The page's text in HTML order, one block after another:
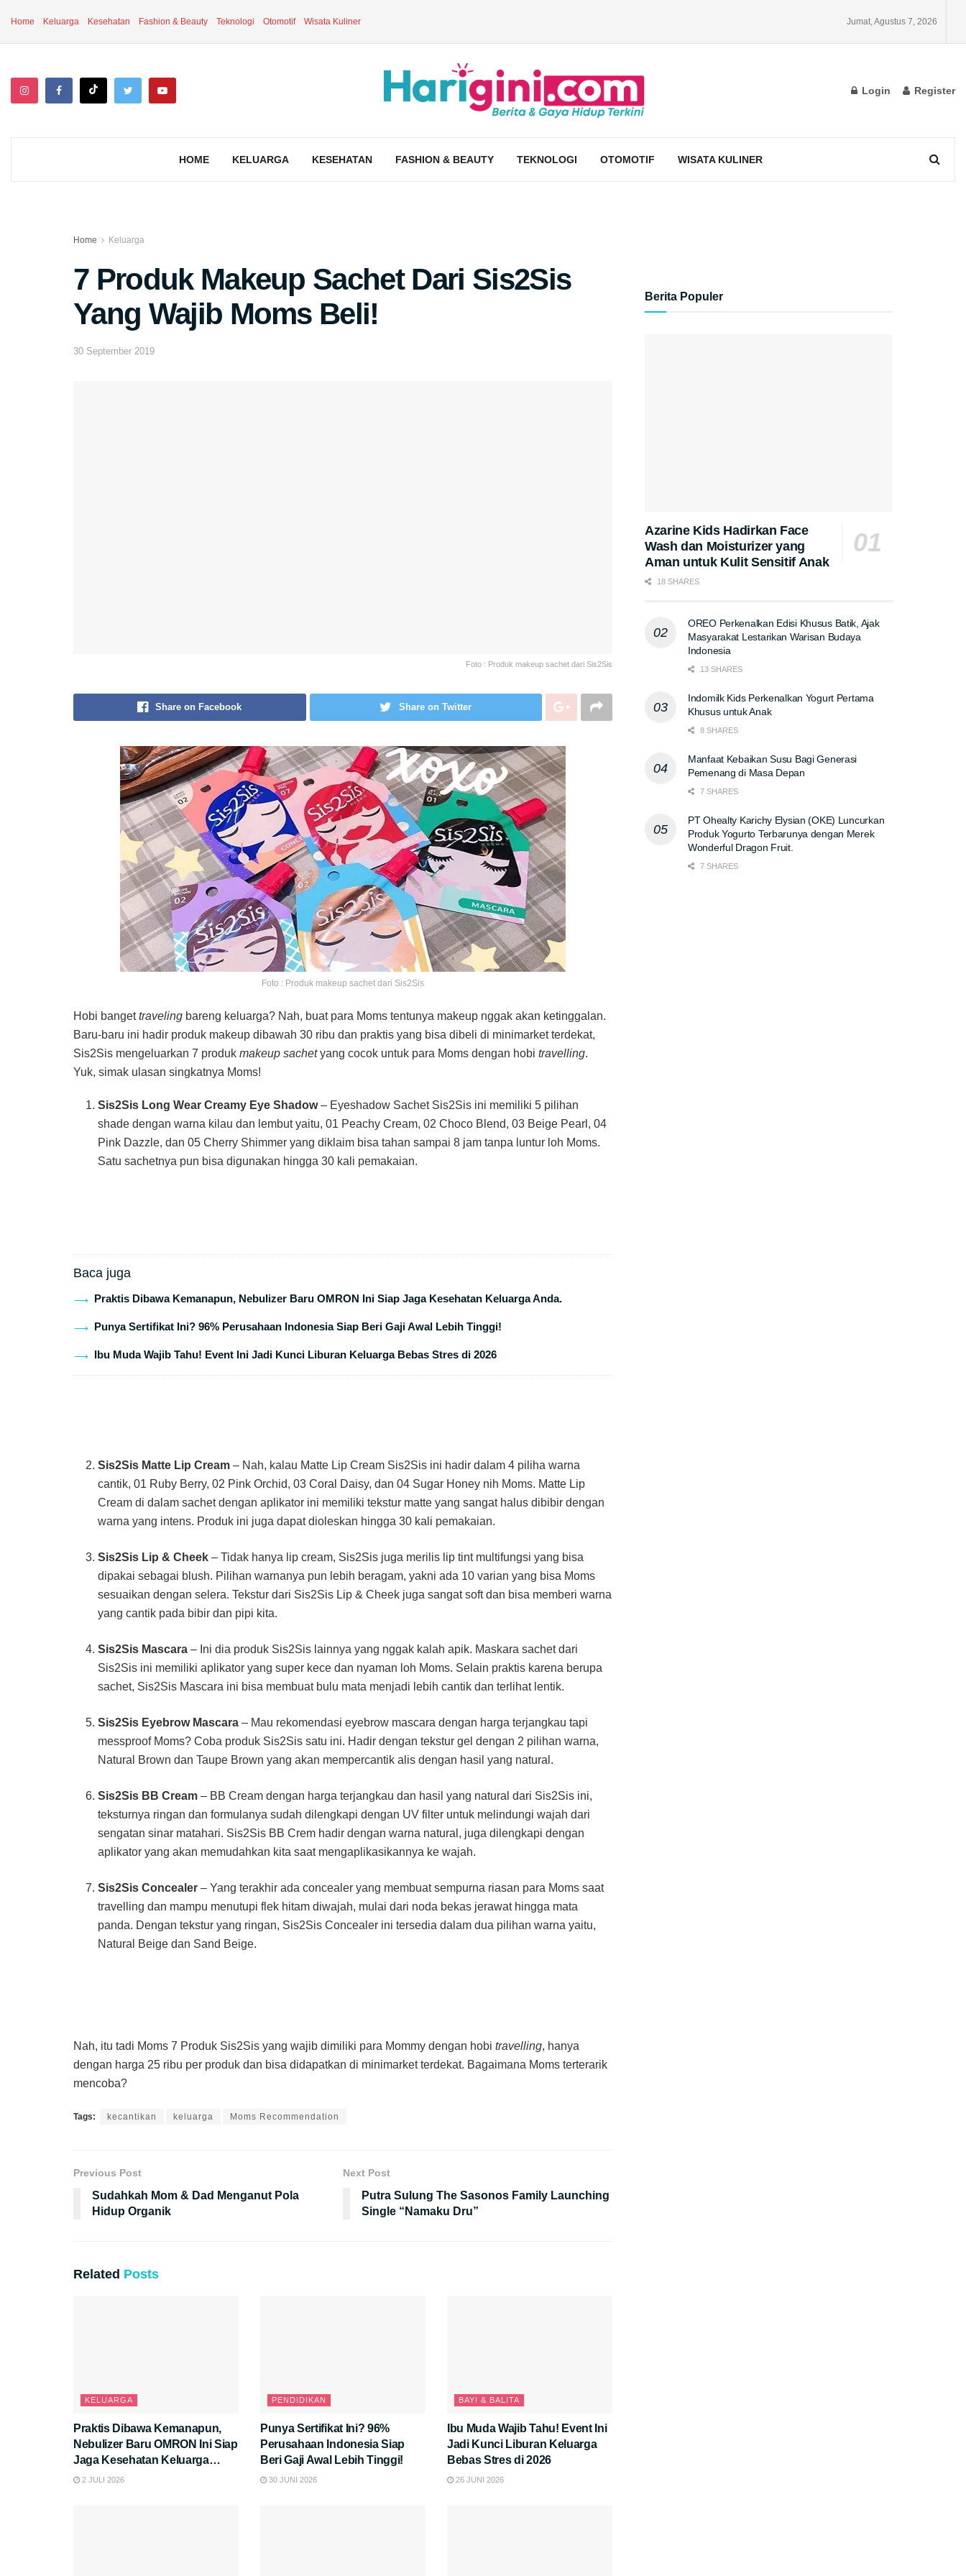
Home Keluarga Kesehatan Fashion & Beauty Teknologi Otomotif Wisata Kuliner Jumat, Agustus 7, 2026
Login Register
HOME KELUARGA KESEHATAN FASHION & BEAUTY TEKNOLOGI OTOMOTIF WISATA KULINER
Home Keluarga
7 Produk Makeup Sachet Dari Sis2Sis
Yang Wajib Moms Beli!
30 September 2019
Foto : Produk makeup sachet dari Sis2Sis
Share on Facebook Share on Twitter
Foto : Produk makeup sachet dari Sis2Sis
Hobi bangettraveling bareng keluarga? Nah, buat para Moms tentunya makeup nggak akan ketinggalan.
Baru-baru ini hadir produk makeup dibawah 30 ribu dan praktis yang bisa dibeli di minimarket terdekat,
Sis2Sis mengeluarkan 7 produk makeup sachetyang cocok untuk para Moms dengan hobi travelling.
Yuk, simak ulasan singkatnya Moms!
Sis2Sis Long Wear Creamy Eye Shadow– Eyeshadow Sachet Sis2Sis ini memiliki 5 pilihan
shade dengan warna kilau dan lembut yaitu, 01 Peachy Cream, 02 Choco Blend, 03 Beige Pearl, 04
Pink Dazzle, dan 05 Cherry Shimmer yang diklaim bisa tahan sampai 8 jam tanpa luntur loh Moms.
Satu sachetnya pun bisa digunakan hingga 30 kali pemakaian.
Baca juga
Praktis Dibawa Kemanapun, Nebulizer Baru OMRON Ini Siap Jaga Kesehatan Keluarga Anda.
Punya Sertifikat Ini? 96% Perusahaan Indonesia Siap Beri Gaji Awal Lebih Tinggi!
Ibu Muda Wajib Tahu! Event Ini Jadi Kunci Liburan Keluarga Bebas Stres di 2026
Sis2Sis Matte Lip Cream – Nah, kalau Matte Lip Cream Sis2Sis ini hadir dalam 4 piliha warna
cantik, 01 Ruby Berry, 02 Pink Orchid, 03 Coral Daisy, dan 04 Sugar Honey nih Moms. Matte Lip
Cream di dalam sachet dengan aplikator ini memiliki tekstur matte yang sangat halus dibibir dengan
warna yang intens. Produk ini juga dapat dioleskan hingga 30 kali pemakaian.
Sis2Sis Lip & Cheek – Tidak hanya lip cream, Sis2Sis juga merilis lip tint multifungsi yang bisa
dipakai sebagai blush. Pilihan warnanya pun lebih beragam, yakni ada 10 varian yang bisa Moms
sesuaikan dengan selera. Tekstur dari Sis2Sis Lip & Cheek juga sangat soft dan bisa memberi warna
yang cantik pada bibir dan pipi kita.
Sis2Sis Mascara – Ini dia produk Sis2Sis lainnya yang nggak kalah apik. Maskara sachet dari
Sis2Sis ini memiliki aplikator yang super kece dan nyaman loh Moms. Selain praktis karena berupa
sachet, Sis2Sis Mascara ini bisa membuat bulu mata menjadi lebih cantik dan terlihat lentik.
Sis2Sis Eyebrow Mascara – Mau rekomendasi eyebrow mascara dengan harga terjangkau tapi
messproof Moms? Coba produk Sis2Sis satu ini. Hadir dengan tekstur gel dengan 2 pilihan warna,
Natural Brown dan Taupe Brown yang akan mempercantik alis dengan hasil yang natural.
Sis2Sis BB Cream – BB Cream dengan harga terjangkau dan hasil yang natural dari Sis2Sis ini,
teksturnya ringan dan formulanya sudah dilengkapi dengan UV filter untuk melindungi wajah dari
sengatan sinar matahari. Sis2Sis BB Crem hadir dengan warna natural, juga dilengkapi dengan
aplikator yang akan memudahkan kita saat mengaplikasikannya ke wajah.
Sis2Sis Concealer – Yang terakhir ada concealer yang membuat sempurna riasan para Moms saat
travelling dan mampu menutupi flek hitam diwajah, mulai dari noda bekas jerawat hingga mata
panda. Dengan tekstur yang ringan, Sis2Sis Concealer ini tersedia dalam dua pilihan warna yaitu,
Natural Beige dan Sand Beige.
Nah, itu tadi Moms 7 Produk Sis2Sis yang wajib dimiliki para Mommy dengan hobi travelling, hanya
dengan harga 25 ribu per produk dan bisa didapatkan di minimarket terdekat. Bagaimana Moms terterarik
mencoba?
Tags: kecantikan keluarga Moms Recommendation
Previous Post
Sudahkah Mom & Dad Menganut Pola
Hidup Organik
Next Post
Putra Sulung The Sasonos Family Launching
Single “Namaku Dru”
Related Posts
KELUARGA
Praktis Dibawa Kemanapun,
Nebulizer Baru OMRON Ini Siap
Jaga Kesehatan Keluarga
Anda.
2 JULI 2026
PENDIDIKAN
Punya Sertifikat Ini? 96%
Perusahaan Indonesia Siap
Beri Gaji Awal Lebih Tinggi!
30 JUNI 2026
BAYI & BALITA
Ibu Muda Wajib Tahu! Event Ini
Jadi Kunci Liburan Keluarga
Bebas Stres di 2026
26 JUNI 2026
Berita Populer
Azarine Kids Hadirkan Face
Wash dan Moisturizer yang
Aman untuk Kulit Sensitif Anak
18 SHARES
OREO Perkenalkan Edisi Khusus Batik, Ajak
Masyarakat Lestarikan Warisan Budaya
Indonesia
13 SHARES
Indomilk Kids Perkenalkan Yogurt Pertama
Khusus untuk Anak
8 SHARES
Manfaat Kebaikan Susu Bagi Generasi
Pemenang di Masa Depan
7 SHARES
PT Ohealty Karichy Elysian (OKE) Luncurkan
Produk Yogurto Terbarunya dengan Merek
Wonderful Dragon Fruit.
7 SHARES